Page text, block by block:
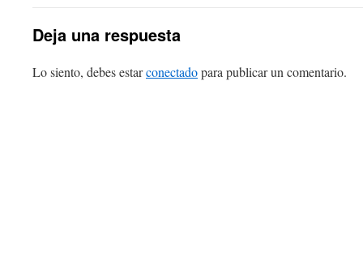
Deja una respuesta
Lo siento, debes estarconectadopara publicar un comentario.